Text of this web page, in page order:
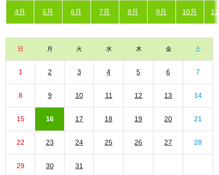
4月 5月 6月 7月 8月 9月 10月
日 月 火 水 木 金 土
1 2 3 4 5 6 7
8 9 10 11 12 13 14
15 16 17 18 19 20 21
22 23 24 25 26 27 28
29 30 31